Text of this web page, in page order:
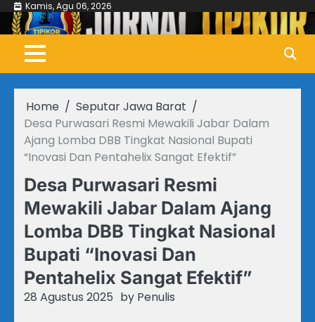
Skip
content
Kamis, Agu 06, 2026
Home
Seputar Jawa Barat
Desa Purwasari Resmi Mewakili Jabar Dalam
Ajang Lomba DBB Tingkat Nasional Bupati
“Inovasi Dan Pentahelix Sangat Efektif”
Desa Purwasari Resmi
Mewakili Jabar Dalam Ajang
Lomba DBB Tingkat Nasional
Bupati “Inovasi Dan
Pentahelix Sangat Efektif”
28 Agustus 2025 by Penulis